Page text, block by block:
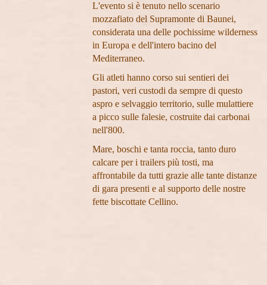
L'evento si è tenuto nello scenario
mozzafiato del Supramonte di Baunei,
considerata una delle pochissime wilderness
in Europa e dell'intero bacino del
Mediterraneo.
Gli atleti hanno corso sui sentieri dei
pastori, veri custodi da sempre di questo
aspro e selvaggio territorio, sulle mulattiere
a picco sulle falesie, costruite dai carbonai
nell'800.
Mare, boschi e tanta roccia, tanto duro
calcare per i trailers più tosti, ma
affrontabile da tutti grazie alle tante distanze
di gara presenti e al supporto delle nostre
fette biscottate Cellino.